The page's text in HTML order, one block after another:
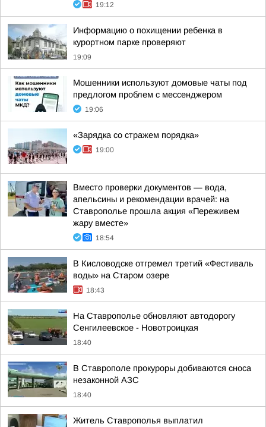
19:12
Информацию о похищении ребенка в
курортном парке проверяют
19:09
Мошенники используют домовые чаты под
предлогом проблем с мессенджером
19:06
«Зарядка со стражем порядка»
19:00
Вместо проверки документов — вода,
апельсины и рекомендации врачей: на
Ставрополье прошла акция «Переживем
жару вместе»
18:54
В Кисловодске отгремел третий «Фестиваль
воды» на Старом озере
18:43
На Ставрополье обновляют автодорогу
Сенгилеевское - Новотроицкая
18:40
В Ставрополе прокуроры добиваются сноса
незаконной АЗС
18:40
Житель Ставрополья выплатил